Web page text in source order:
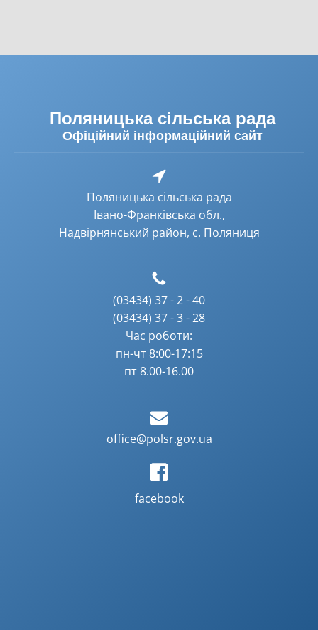
Поляницька сільська рада
Офіційний інформаційний сайт
Поляницька сільська рада
Івано-Франківська обл.,
Надвірнянський район, с. Поляниця
(03434) 37 - 2 - 40
(03434) 37 - 3 - 28
Час роботи:
пн-чт 8:00-17:15
пт 8.00-16.00
office@polsr.gov.ua
facebook